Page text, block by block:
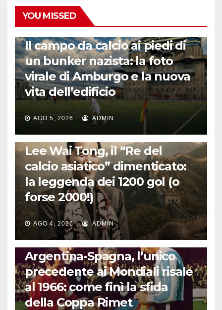
YOU MISSED
Il campo da calcio ai piedi di
un bunker nazista: la foto
virale di Amburgo e la nuova
vita dell’edificio
AGO 5, 2026 ADMIN
LA STORIA DEL CALCIO
Lee Wai Tong, il “Re del
calcio asiatico” dimenticato:
la leggenda dei 1200 gol (o
forse 2000!)
AGO 4, 2026 ADMIN
CALCIO INTERNAZIONALE
Argentina-Spagna, l’unico
precedente ai Mondiali risale
al 1966: come finì la sfida
della Coppa Rimet